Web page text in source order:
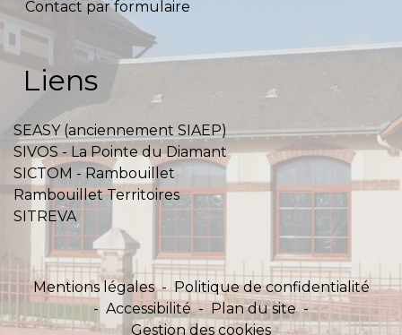
Contact par formulaire
Liens
SEASY (anciennement SIAEP)
SIVOS - La Pointe du Diamant
SICTOM - Rambouillet
Rambouillet Territoires
SITREVA
Mentions légales - Politique de confidentialité
- Accessibilité - Plan du site -
Gestion des cookies